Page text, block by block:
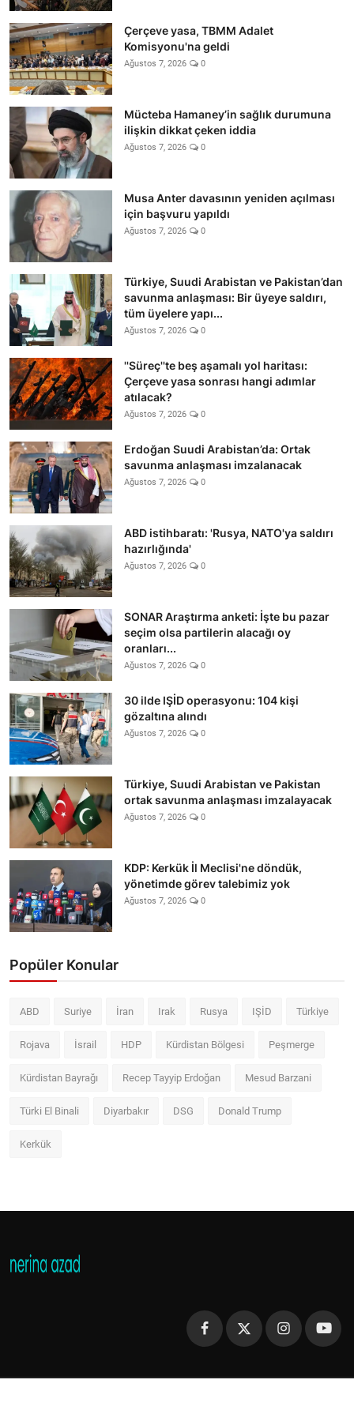
Çerçeve yasa, TBMM Adalet
Komisyonu'na geldi
Ağustos 7, 2026 0
Mücteba Hamaney’in sağlık durumuna
ilişkin dikkat çeken iddia
Ağustos 7, 2026 0
Musa Anter davasının yeniden açılması
için başvuru yapıldı
Ağustos 7, 2026 0
Türkiye, Suudi Arabistan ve Pakistan’dan
savunma anlaşması: Bir üyeye saldırı,
tüm üyelere yapı...
Ağustos 7, 2026 0
''Süreç''te beş aşamalı yol haritası:
Çerçeve yasa sonrası hangi adımlar
atılacak?
Ağustos 7, 2026 0
Erdoğan Suudi Arabistan’da: Ortak
savunma anlaşması imzalanacak
Ağustos 7, 2026 0
ABD istihbaratı: 'Rusya, NATO'ya saldırı
hazırlığında'
Ağustos 7, 2026 0
SONAR Araştırma anketi: İşte bu pazar
seçim olsa partilerin alacağı oy
oranları...
Ağustos 7, 2026 0
30 ilde IŞİD operasyonu: 104 kişi
gözaltına alındı
Ağustos 7, 2026 0
Türkiye, Suudi Arabistan ve Pakistan
ortak savunma anlaşması imzalayacak
Ağustos 7, 2026 0
KDP: Kerkük İl Meclisi'ne döndük,
yönetimde görev talebimiz yok
Ağustos 7, 2026 0
Popüler Konular
ABD Suriye İran Irak Rusya IŞİD Türkiye
Rojava İsrail HDP Kürdistan Bölgesi Peşmerge
Kürdistan Bayrağı Recep Tayyip Erdoğan Mesud Barzani
Türki El Binali Diyarbakır DSG Donald Trump
Kerkük